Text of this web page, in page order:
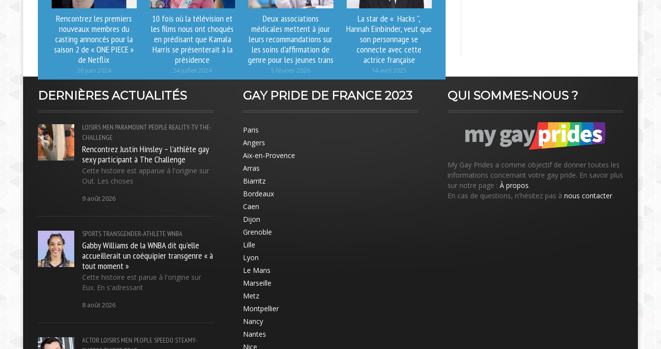
Rencontrez les premiers
nouveaux membres du
casting annoncés pour la
saison 2 de « ONE PIECE »
de Netflix
26 juin 2024
10 fois où la télévision et
les films nous ont choqués
en prédisant que Kamala
Harris se présenterait à la
présidence
24 juillet 2024
Deux associations
médicales mettent à jour
leurs recommandations sur
les soins d'affirmation de
genre pour les jeunes trans
5 février 2026
La star de « Hacks '',
Hannah Einbinder, veut que
son personnage se
connecte avec cette
actrice française
14 avril 2025
DERNIÈRES ACTUALITÉS
LOISIRS MEN PARAMOUNT PEOPLE REALITY-TVTHE-
CHALLENGE
Rencontrez Justin Hinsley – l'athlète gay
sexy participant à The Challenge
Cette histoire est apparue à l'origine sur
Out. Les choses
9 août 2026
SPORTSTRANSGENDER-ATHLETEWNBA
Gabby Williams de la WNBA dit qu'elle
accueillerait un coéquipier transgenre « à
tout moment »
Cette histoire est parue à l'origine sur
Eux. En s'adressant
8 août 2026
ACTOR LOISIRS MEN PEOPLE SPEEDO STEAMY-
GAY PRIDE DE FRANCE 2023
Paris
Angers
Aix-en-Provence
Arras
Biarritz
Bordeaux
Caen
Dijon
Grenoble
Lille
Lyon
Le Mans
Marseille
Metz
Montpellier
Nancy
Nantes
Nice
QUI SOMMES-NOUS ?
My Gay Prides a comme objectif de donner toutes les
informations concernant votre gay pride. En savoir plus
sur notre page : À propos.
En cas de questions, n'hésitez pas à nous contacter.